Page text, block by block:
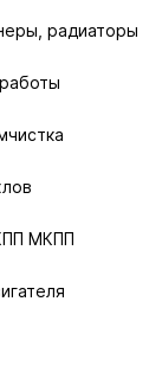
радиаторы
МКПП